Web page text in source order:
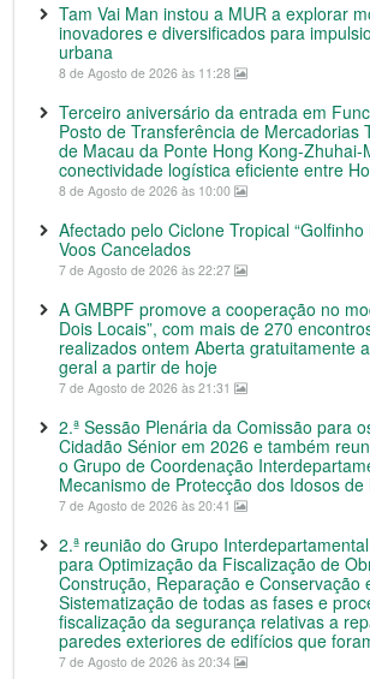
Tam Vai Man instou a MUR a explorar
inovadores e diversificados para
urbana
8 de Agosto de 2026 às 11:28
Terceiro aniversário da entrada em
Posto de Transferência de Mercadorias
de Macau da Ponte Hong Kong-Zhuhai-
conectividade logística eficiente entre
8 de Agosto de 2026 às 10:00
Afectado pelo Ciclone Tropical “Golfinho
Voos Cancelados
7 de Agosto de 2026 às 22:27
A GMBPF promove a cooperação no
Dois Locais”, com mais de 270
realizados ontem Aberta gratuitamente
geral a partir de hoje
7 de Agosto de 2026 às 21:31
2.ª Sessão Plenária da Comissão para
Cidadão Sénior em 2026 e também
o Grupo de Coordenação
Mecanismo de Protecção dos Idosos de
7 de Agosto de 2026 às 20:41
2.ª reunião do Grupo
para Optimização da Fiscalização de
Construção, Reparação e Conservação
Sistematização de todas as fases e
fiscalização da segurança relativas a
paredes exteriores de edifícios que
7 de Agosto de 2026 às 20:34